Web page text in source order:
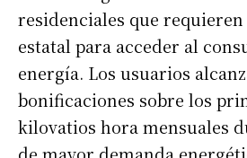
Nombre
Apellidos
residenciales que
estatal para acceder al
energía. Los usuarios
bonificaciones sobre los
kilovatios hora mensuales